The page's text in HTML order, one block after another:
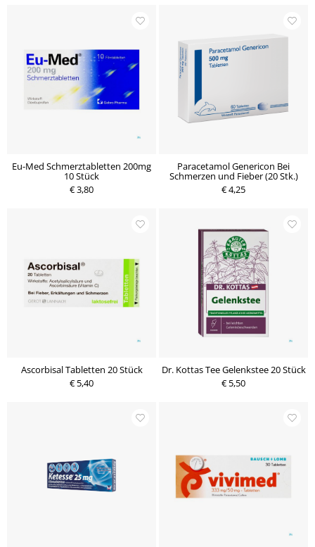
Eu-Med Schmerztabletten 200mg
10 Stück
€ 3,80
Paracetamol Genericon Bei
Schmerzen und Fieber (20 Stk.)
€ 4,25
Ascorbisal Tabletten 20 Stück
€ 5,40
Dr. Kottas Tee Gelenkstee 20 Stück
€ 5,50